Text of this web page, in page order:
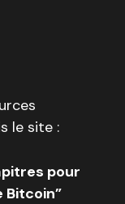
le site :
pour